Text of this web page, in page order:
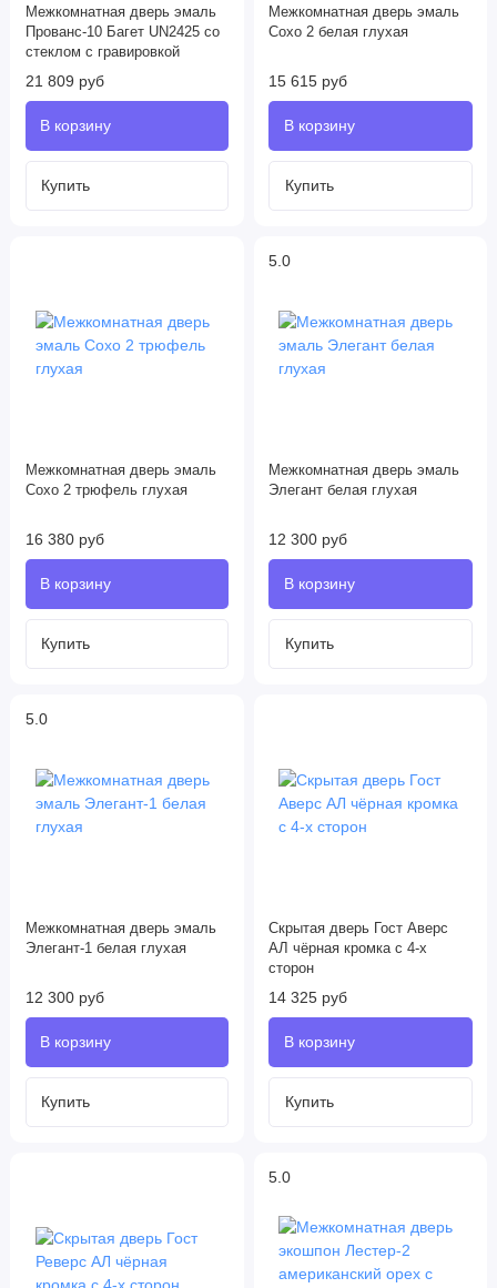
Межкомнатная дверь эмаль
Прованс-10 Багет UN2425 со
стеклом с гравировкой
21 809 руб
Межкомнатная дверь эмаль
Сохо 2 белая глухая
15 615 руб
Межкомнатная дверь эмаль
Сохо 2 трюфель глухая
16 380 руб
5.0
Межкомнатная дверь эмаль
Элегант белая глухая
12 300 руб
5.0
Межкомнатная дверь эмаль
Элегант-1 белая глухая
12 300 руб
Скрытая дверь Гост Аверс
AЛ чёрная кромка с 4-х
сторон
14 325 руб
5.0